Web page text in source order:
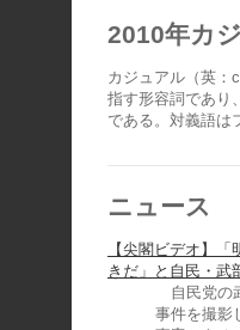
2010年カ
カジュアル（英：
指す形容詞であり
である。対義語は
ニュース
【尖閣ビデオ】
きだ」と自民・武
自民党の
事件を撮影